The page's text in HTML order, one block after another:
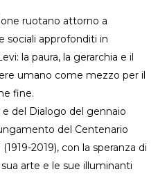
ruotano attorno a
sociali approfonditi in
la paura, la gerarchia e il
umano come mezzo per il
fine.
del Dialogo del gennaio
del Centenario
2019), con la speranza di
arte e le sue illuminanti